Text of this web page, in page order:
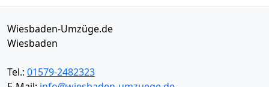
Wiesbaden-Umzüge.de
Wiesbaden
Tel.: 01579-2482323